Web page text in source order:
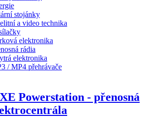
stojánky
a video technika
elektronika
rádia
elektronika
/ MP4 přehrávače
Powerstation - přenosná